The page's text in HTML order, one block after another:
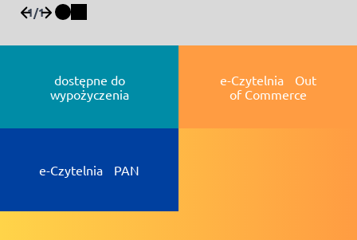
1/1
dostępne do
wypożyczenia
e-Czytelnia Out
of Commerce
e-Czytelnia PAN